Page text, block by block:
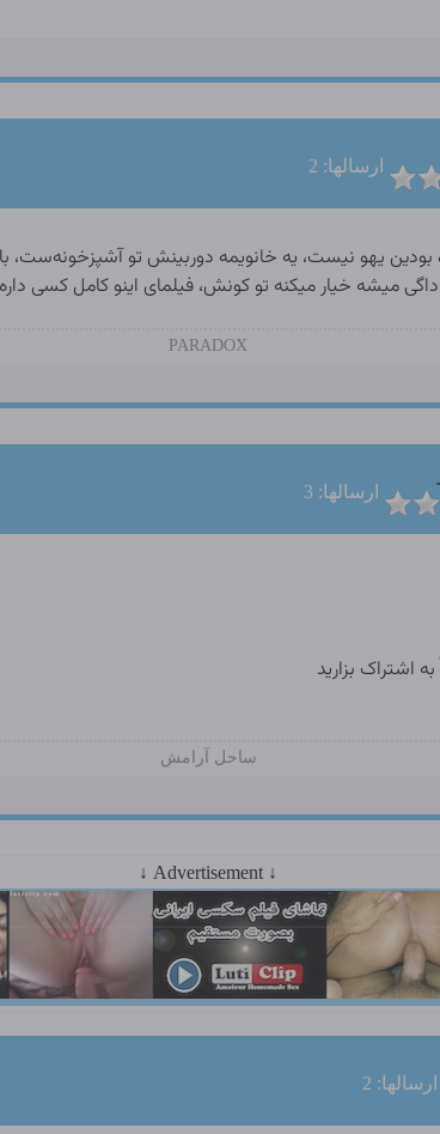
ارسالها: 2
بودین یهو نیست، یه خانویمه دوربینش تو
میشه خیار میکنه تو کونش، فیلمای اینو کامل کسی
PARADOX
ارسالها: 3
اشتراک بزارید
ساحل آرامش
↓ Advertisement ↓
ارسالها: 2